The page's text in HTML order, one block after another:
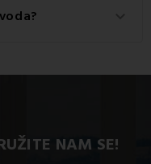
materijala:
NAM SE!